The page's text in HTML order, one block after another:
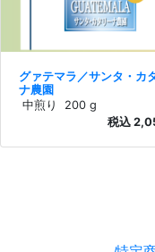
グァテマラ／サンタ・カ
ナ農園
中煎り
200 g
税込